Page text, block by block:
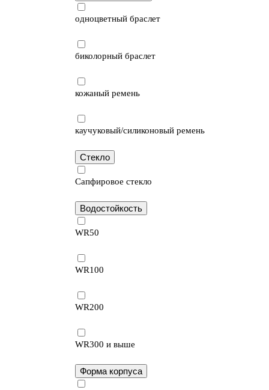
одноцветный браслет
биколорный браслет
кожаный ремень
каучуковый/силиконовый ремень
Стекло
Сапфировое стекло
Водостойкость
WR50
WR100
WR200
WR300 и выше
Форма корпуса